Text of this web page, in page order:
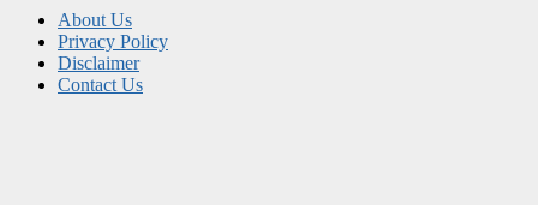
About Us
Privacy Policy
Disclaimer
Contact Us